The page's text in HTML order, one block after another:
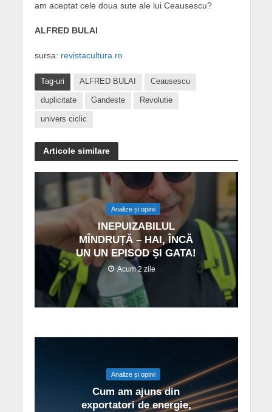
am aceptat cele doua sute ale lui Ceausescu?
ALFRED BULAI
sursa: revistacultura.ro
Tag-uri ALFRED BULAI Ceausescu
duplicitate Gandeste Revolutie
univers ciclic
Articole similare
Analize și opinii
INEPUIZABILUL
MÎNDRUȚĂ – HAI, ÎNCĂ
UN UN EPISOD ȘI GATA!
Acum 2 zile
Analize și opinii
Cum am ajuns din
exportatori de energie,